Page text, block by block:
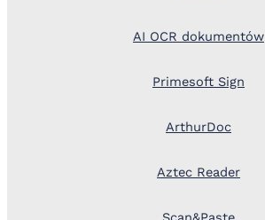
AI OCR dokumentów
Primesoft Sign
ArthurDoc
Aztec Reader